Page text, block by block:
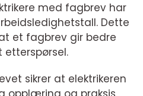
med fagbrev har
Dette
et fagbrev gir bedre
etterspørsel.
sikrer at elektrikeren